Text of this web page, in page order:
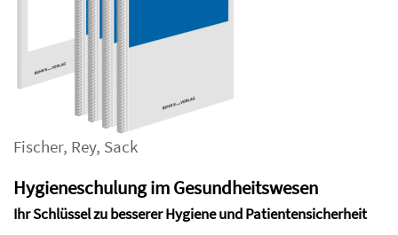
Fischer, Rey, Sack
Hygieneschulung im Gesundheitswesen
Ihr Schlüssel zu besserer Hygiene und Patientensicherheit